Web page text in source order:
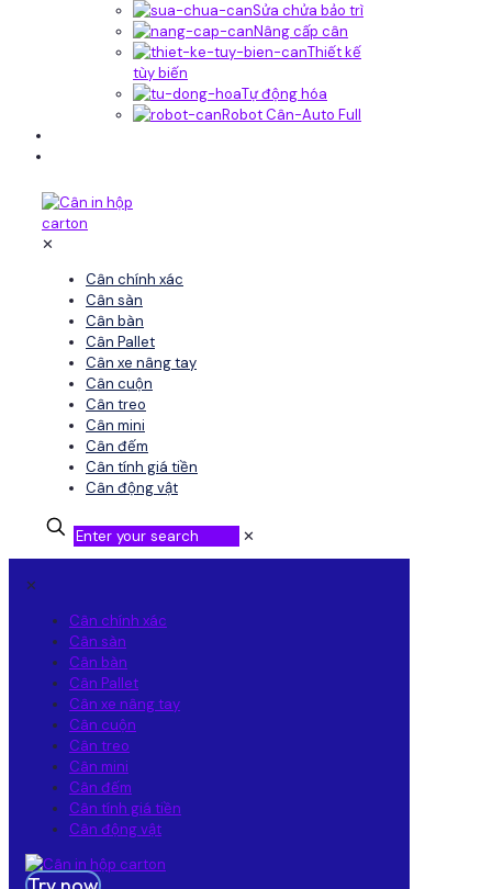
Sửa chửa bảo trì
Nâng cấp cân
Thiết kế
tùy biến
Tự động hóa
Robot Cân-Auto Full
✕
Cân chính xác
Cân sàn
Cân bàn
Cân Pallet
Cân xe nâng tay
Cân cuộn
Cân treo
Cân mini
Cân đếm
Cân tính giá tiền
Cân động vật
✕
✕
Cân chính xác
Cân sàn
Cân bàn
Cân Pallet
Cân xe nâng tay
Cân cuộn
Cân treo
Cân mini
Cân đếm
Cân tính giá tiền
Cân động vật